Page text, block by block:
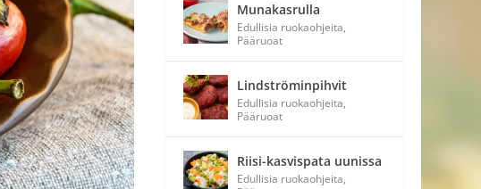
Munakasrulla
Edullisia ruokaohjeita,
Pääruoat
Lindströminpihvit
Edullisia ruokaohjeita,
Pääruoat
Riisi-kasvispata uunissa
Edullisia ruokaohjeita,